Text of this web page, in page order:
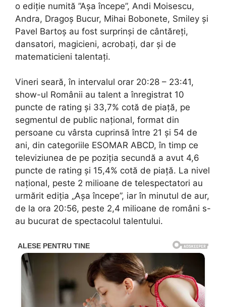
o ediție numită ”Așa începe”, Andi Moisescu,
Andra, Dragoș Bucur, Mihai Bobonete, Smiley și
Pavel Bartoș au fost surprinși de cântăreți,
dansatori, magicieni, acrobați, dar și de
matematicieni talentați.
Vineri seară, în intervalul orar 20:28 – 23:41,
show-ul Românii au talent a înregistrat 10
puncte de rating și 33,7% cotă de piață, pe
segmentul de public național, format din
persoane cu vârsta cuprinsă între 21 și 54 de
ani, din categoriile ESOMAR ABCD, în timp ce
televiziunea de pe poziția secundă a avut 4,6
puncte de rating și 15,4% cotă de piață. La nivel
național, peste 2 milioane de telespectatori au
urmărit ediția „Așa începe”, iar în minutul de aur,
de la ora 20:56, peste 2,4 milioane de români s-
au bucurat de spectacolul talentului.